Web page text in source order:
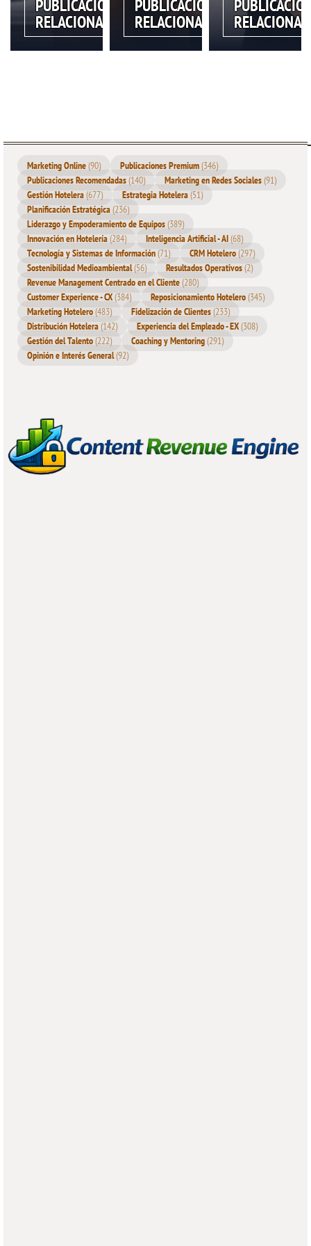
PUBLICACIÓN
RELACIONADA
PUBLICACIÓN
RELACIONADA
Marketing Online(90) Publicaciones Premium(346)
Publicaciones Recomendadas(140) Marketing en Redes Sociales(91)
Gestión Hotelera(677) Estrategia Hotelera(51)
Planificación Estratégica(236)
Liderazgo y Empoderamiento de Equipos(389)
Innovación en Hotelería(284) Inteligencia Artificial - AI(68)
Tecnología y Sistemas de Información(71) CRM Hotelero(297)
Sostenibilidad Medioambiental(56) Resultados Operativos(2)
Revenue Management Centrado en el Cliente(280)
Customer Experience - CX(384) Reposicionamiento Hotelero(345)
Marketing Hotelero(483) Fidelización de Clientes(233)
Distribución Hotelera(142) Experiencia del Empleado - EX(308)
Gestión del Talento(222) Coaching y Mentoring(291)
Opinión e Interés General(92)